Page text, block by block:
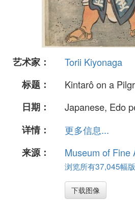
艺术家：
Torii Kiyonaga
标题：
Kintarô on a
日期：
Japanese, Edo
详情：
更多信息...
来源：
Museum of Fine
浏览所有37,045幅
下载图像